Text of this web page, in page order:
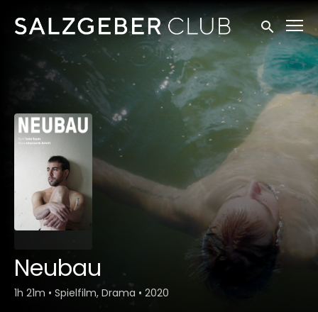
Zugänglichkeitslinks
Suche
Neubau
1h 21m • Spielfilm, Drama • 2020